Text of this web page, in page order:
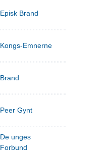
Episk Brand
Kongs-Emnerne
Brand
Peer Gynt
De unges
Forbund